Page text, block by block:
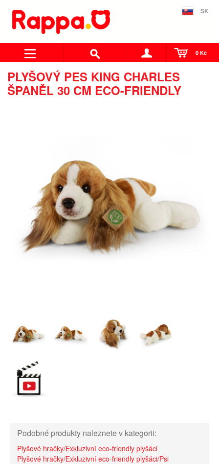
SK
0 Kč
PLYŠOVÝ PES KING CHARLES
ŠPANĚL 30 CM ECO-FRIENDLY
Podobné produkty naleznete v kategorii:
Plyšové hračky/Exkluzivní eco-friendly plyšáci
Plyšové hračky/Exkluzivní eco-friendly plyšáci/Psi